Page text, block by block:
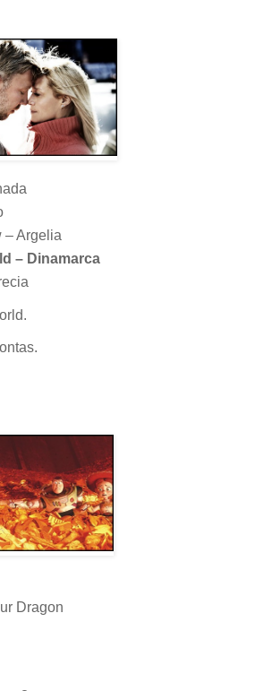
– Argelia
– Dinamarca
Dragon